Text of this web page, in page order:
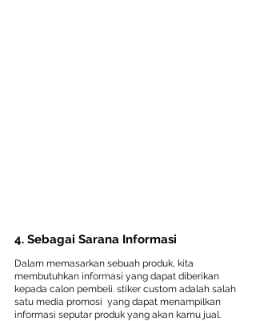
4. Sebagai Sarana Informasi
Dalam memasarkan sebuah produk, kita
membutuhkan informasi yang dapat diberikan
kepada calon pembeli. stiker custom adalah salah
satu media promosi  yang dapat menampilkan
informasi seputar produk yang akan kamu jual.